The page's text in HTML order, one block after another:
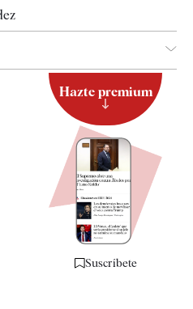
Hazte premium
Suscríbete